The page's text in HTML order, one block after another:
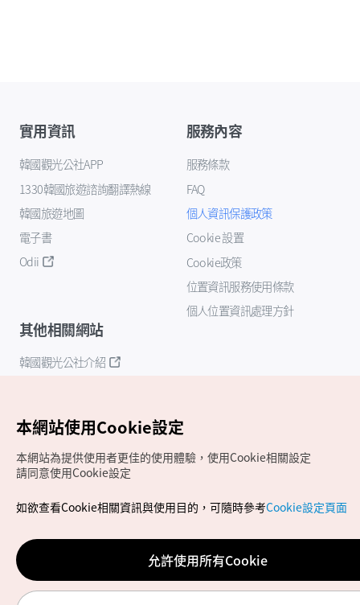
實用資訊
韓國觀光公社APP
1330韓國旅遊諮詢翻譯熱線
韓國旅遊地圖
電子書
Odii
服務內容
服務條款
FAQ
個人資訊保護政策
Cookie 設置
Cookie政策
位置資訊服務使用條款
個人位置資訊處理方針
其他相關網站
韓國觀光公社介紹
Copyrights (c) 韓國觀光公社版權所有
如有相關疑問或建議，歡迎來信至官方信箱
chinese_big5@knto.or.kr
本網站使用Cookie設定
本網站為提供使用者更佳的使用體驗，使用Cookie相關設定
請同意使用Cookie設定
如欲查看Cookie相關資訊與使用目的，可隨時參考Cookie設定頁面
允許使用所有Cookie